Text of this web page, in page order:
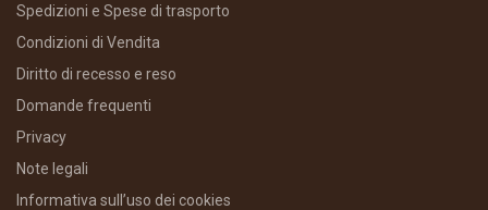
Spedizioni e Spese di trasporto
Condizioni di Vendita
Diritto di recesso e reso
Domande frequenti
Privacy
Note legali
Informativa sull’uso dei cookies